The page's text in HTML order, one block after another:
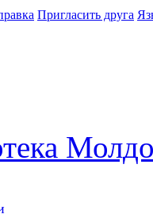
Пригласить друга